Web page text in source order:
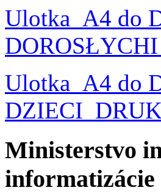
Ulotka_A4 do
Ulotka_A4 do
DZIECI_DRUK
Ministerstvo
informatizácie